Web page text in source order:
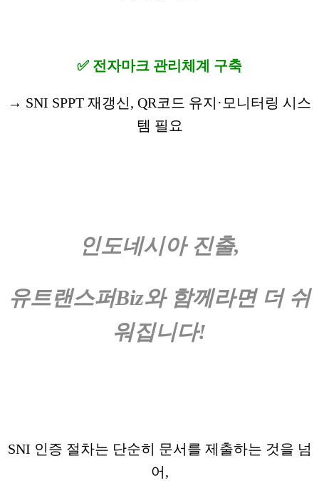
✅ 전자마크 관리체계 구축
→ SNI SPPT 재갱신, QR코드 유지·모니터링 시스
템 필요
인도네시아 진출,
유트랜스퍼Biz와 함께라면 더 쉬
워집니다!
SNI 인증 절차는 단순히 문서를 제출하는 것을 넘
어,